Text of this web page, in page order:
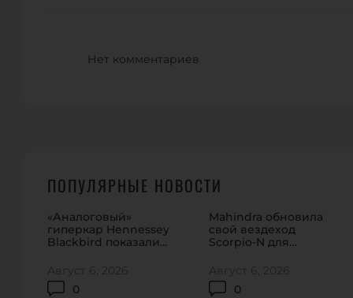
Нет комментариев
ПОПУЛЯРНЫЕ НОВОСТИ
«Аналоговый»
гиперкар Hennessey
Blackbird показали
0
Август 6, 2026
Mahindra обновила
свой вездеход
Scorpio-N для
0
Август 6, 2026